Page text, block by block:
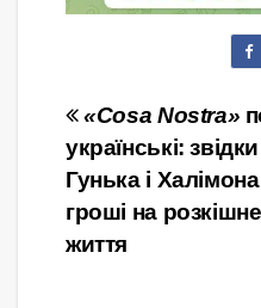
Навігація
записів
«Cosa Nostra»
українські:
Гунька і Халімона
гроші на розкішне
життя